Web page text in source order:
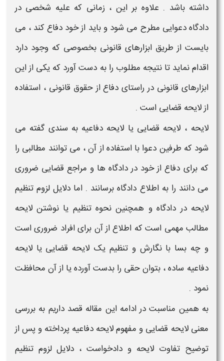
داشته باشد . علاوه بر این ، زمانی که علیه شخصی در
دادگاه دعوایی مطرح می شود و باید از خود دفاع کند ، می
بایست از طریق ابزارهای قانونی بخصوصی که وجود دارد
اقدام نماید تا نتیجه مطلوب را به دست آورد که یکی از این
ابزارهای قانونی در راستای دفاع از حقوق قانونی ، استفاده
ازلایحه قضایی است .
لایحه ، لایحه قضایی یا لایحه دفاعیه به سندی گفته می
شود که طرفین دعوا با استفاده از آن ، می توانند مطالبی را
که برای دفاع از خود در دادگاه ها و مراجع قضایی ضروری
می دانند را به اطلاع دادگاه برسانند . اما دلایل لزوم تنظیم
لایحه در دادگاه و همچنین نحوه تنظیم یا نوشتن لایحه
مطالب مهمی است که اطلاع از آن برای افراد ضروری است
و چه بسا با نگارش و تنظیم یک لایحه قضایی یا لایحه
دفاعیه ساده ، بتوان حقی را بدست آورده یا از آن محافظت
نمود .
به همین مناسبت در ادامه این مقاله قصد داریم به بررسی
معنی لایحه قضایی و مفهوم لایحه دفاعیه پرداخته و پس از
توضیح تفاوت لایحه و دادخواست ، دلایل لزوم تنظیم